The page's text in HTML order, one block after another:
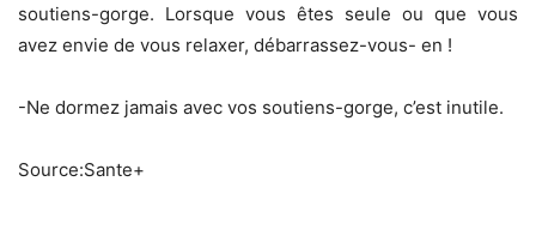
soutiens-gorge. Lorsque vous êtes seule ou que vous
avez envie de vous relaxer, débarrassez-vous- en !
-Ne dormez jamais avec vos soutiens-gorge, c’est inutile.
Source:Sante+